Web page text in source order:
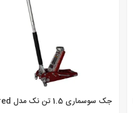
جک سوسماری 1.5 تن نک مدل bigred